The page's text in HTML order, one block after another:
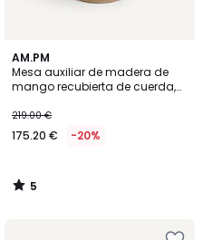
AM.PM
Mesa auxiliar de madera de
mango recubierta de cuerda,
219.00 €
175.20 € -20%
5
/
5
5
/